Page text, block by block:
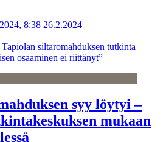
8:38 26.2.2024
siltaromahduksen tutkinta
osaaminen ei riittänyt”
syy löytyi –
mukaan